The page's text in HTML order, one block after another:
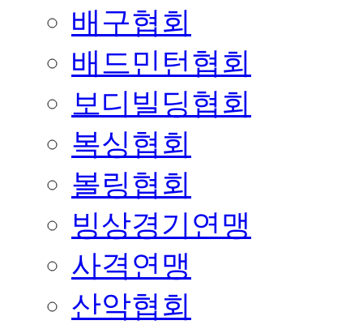
배구협회
배드민턴협회
보디빌딩협회
복싱협회
볼링협회
빙상경기연맹
사격연맹
산악협회